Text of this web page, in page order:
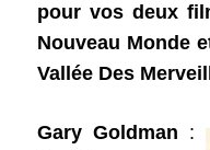
pour vos deux
Nouveau Monde
Vallée Des
Gary Goldman :